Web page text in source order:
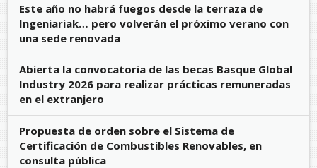
Este año no habrá fuegos desde la terraza de
Ingeniariak… pero volverán el próximo verano con
una sede renovada
Abierta la convocatoria de las becas Basque Global
Industry 2026 para realizar prácticas remuneradas
en el extranjero
Propuesta de orden sobre el Sistema de
Certificación de Combustibles Renovables, en
consulta pública